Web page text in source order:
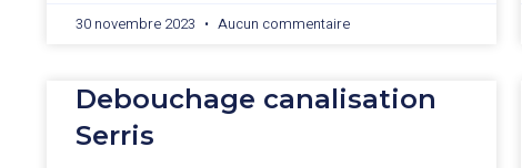
30 novembre 2023 Aucun commentaire
Debouchage canalisation
Serris